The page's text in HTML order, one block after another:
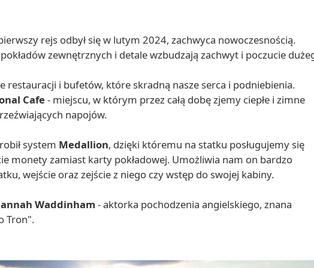
rejs odbył się w lutym 2024, zachwyca nowoczesnością.
zewnętrznych i detale wzbudzają zachwyt i poczucie
restauracji i bufetów, które skradną nasze serca i podniebienia.
Cafe- miejscu, w którym przez całą dobę zjemy ciepłe i zimne
napojów.
system Medallion, dzięki któremu na statku posługujemy się
monety zamiast karty pokładowej. Umożliwia nam on bardzo
wejście oraz zejście z niego czy wstęp do swojej kabiny.
Waddinham - aktorka pochodzenia angielskiego, znana
Tron".